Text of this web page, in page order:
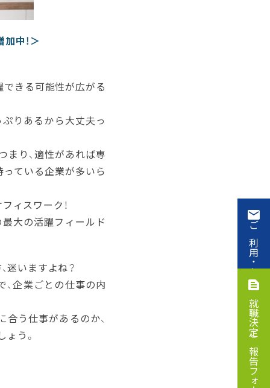
中！＞
きる可能性が広がる
ぷりあるから大丈夫っ
り、適性があれば専
ている企業が多いら
ィスワーク！
大の活躍フィールド
迷いますよね？
、企業ごとの仕事の内
う仕事があるのか、
う。
ご利用・お申込み
就職決定ご報告フォーム